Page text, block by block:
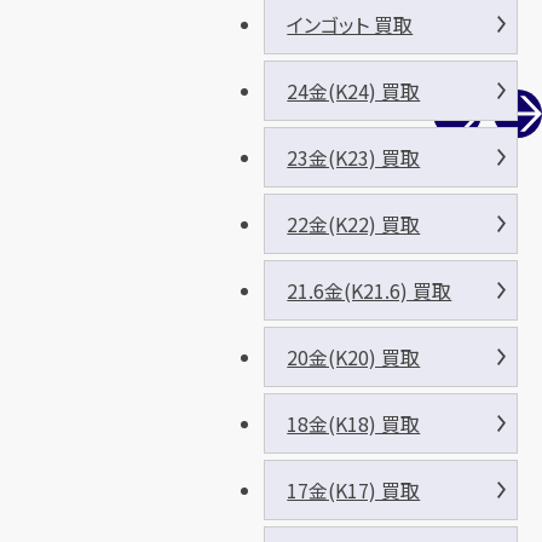
インゴット 買取
24金(K24) 買取
23金(K23) 買取
22金(K22) 買取
21.6金(K21.6) 買取
20金(K20) 買取
18金(K18) 買取
17金(K17) 買取